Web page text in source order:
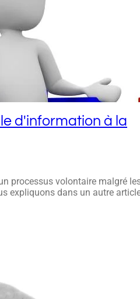
d'information à la
processus volontaire malgré
expliquons dans un autre